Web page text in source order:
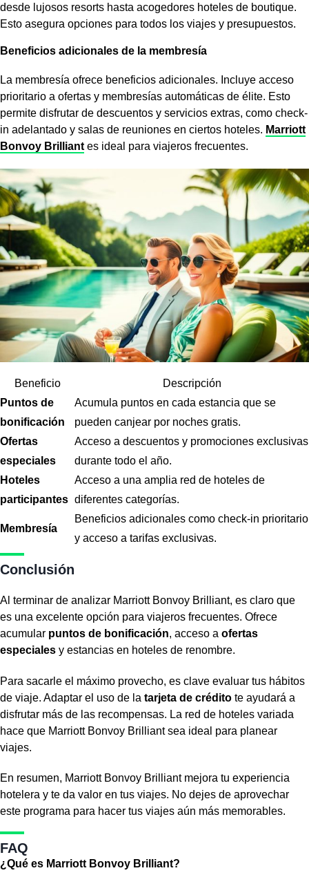
desde lujosos resorts hasta acogedores hoteles de boutique.
Esto asegura opciones para todos los viajes y presupuestos.
Beneficios adicionales de la membresía
La membresía ofrece beneficios adicionales. Incluye acceso
prioritario a ofertas y membresías automáticas de élite. Esto
permite disfrutar de descuentos y servicios extras, como check-
in adelantado y salas de reuniones en ciertos hoteles. Marriott
Bonvoy Brilliant es ideal para viajeros frecuentes.
Beneficio
Descripción
Puntos de
bonificación
Acumula puntos en cada estancia que se
pueden canjear por noches gratis.
Ofertas
especiales
Acceso a descuentos y promociones exclusivas
durante todo el año.
Hoteles
participantes
Acceso a una amplia red de hoteles de
diferentes categorías.
Membresía
Beneficios adicionales como check-in prioritario
y acceso a tarifas exclusivas.
Conclusión
Al terminar de analizar Marriott Bonvoy Brilliant, es claro que
es una excelente opción para viajeros frecuentes. Ofrece
acumular puntos de bonificación, acceso a ofertas
especiales y estancias en hoteles de renombre.
Para sacarle el máximo provecho, es clave evaluar tus hábitos
de viaje. Adaptar el uso de la tarjeta de crédito te ayudará a
disfrutar más de las recompensas. La red de hoteles variada
hace que Marriott Bonvoy Brilliant sea ideal para planear
viajes.
En resumen, Marriott Bonvoy Brilliant mejora tu experiencia
hotelera y te da valor en tus viajes. No dejes de aprovechar
este programa para hacer tus viajes aún más memorables.
FAQ
¿Qué es Marriott Bonvoy Brilliant?